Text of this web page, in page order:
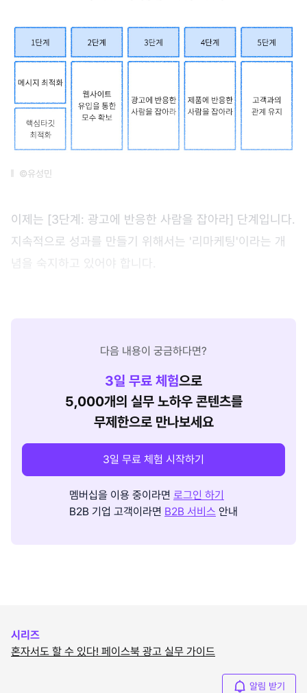
©유성민
이제는 [3단계: 광고에 반응한 사람을 잡아라] 단계입니다.
지속적으로 성과를 만들기 위해서는 '리마케팅'이라는 개
념을 숙지하고 있어야 합니다.
다음 내용이 궁금하다면?
3일 무료 체험으로
5,000개의 실무 노하우 콘텐츠를
무제한으로 만나보세요
3일 무료 체험 시작하기
멤버십을 이용 중이라면 로그인 하기
B2B 기업 고객이라면 B2B 서비스 안내
시리즈
혼자서도 할 수 있다! 페이스북 광고 실무 가이드
알림 받기